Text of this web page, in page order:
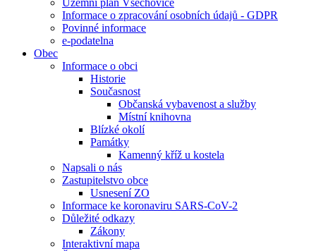
Územní plán Všechovice
Informace o zpracování osobních údajů - GDPR
Povinné informace
e-podatelna
Obec
Informace o obci
Historie
Současnost
Občanská vybavenost a služby
Místní knihovna
Blízké okolí
Památky
Kamenný kříž u kostela
Napsali o nás
Zastupitelstvo obce
Usnesení ZO
Informace ke koronaviru SARS-CoV-2
Důležité odkazy
Zákony
Interaktivní mapa